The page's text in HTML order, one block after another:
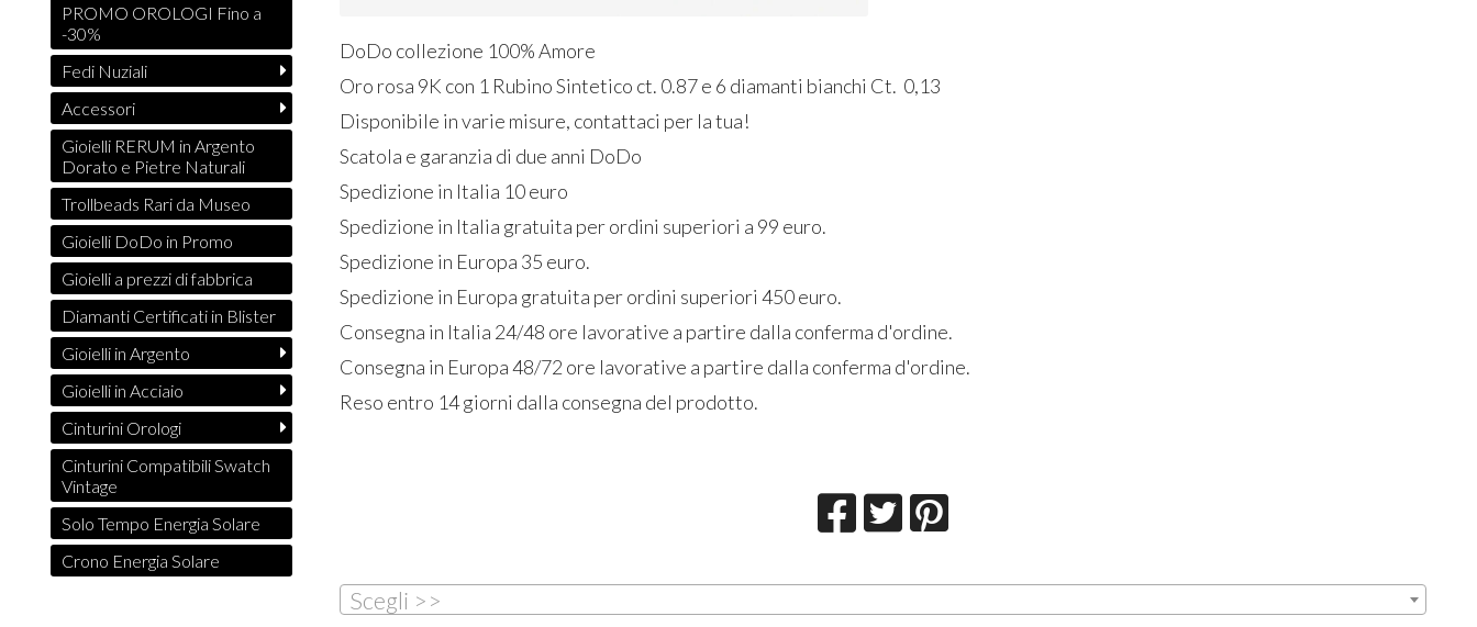
DoDo collezione 100% Amore
Oro rosa 9K con 1 Rubino Sintetico ct. 0.87 e 6 diamanti bianchi Ct. 0,13
Disponibile in varie misure, contattaci per la tua!
Scatola e garanzia di due anni DoDo
Spedizione in Italia 10 euro
Spedizione in Italia gratuita per ordini superiori a 99 euro.
Spedizione in Europa 35 euro.
Spedizione in Europa gratuita per ordini superiori 450 euro.
Consegna in Italia 24/48 ore lavorative a partire dalla conferma d'ordine.
Consegna in Europa 48/72 ore lavorative a partire dalla conferma d'ordine.
Reso entro 14 giorni dalla consegna del prodotto.
Scegli >>
PROMO OROLOGI Fino a
-30%
Fedi Nuziali
Accessori
Gioielli RERUM in Argento
Dorato e Pietre Naturali
Trollbeads Rari da Museo
Gioielli DoDo in Promo
Gioielli a prezzi di fabbrica
Diamanti Certificati in Blister
Gioielli in Argento
Gioielli in Acciaio
Cinturini Orologi
Cinturini Compatibili Swatch
Vintage
Solo Tempo Energia Solare
Crono Energia Solare